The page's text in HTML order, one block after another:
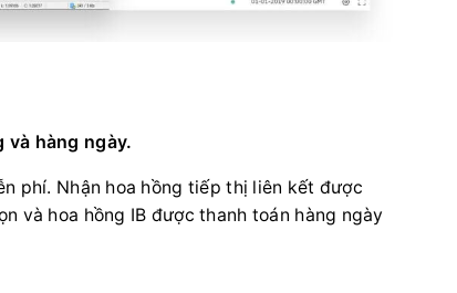
và hàng ngày.
phí. Nhận hoa hồng tiếp thị liên kết được
và hoa hồng IB được thanh toán hàng ngày